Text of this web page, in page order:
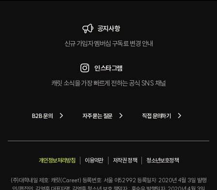
공지사항
신규 가입자 멤버십 구독료 변경 안내
인스타그램
캐릿 소식을 가장 빠르게 전하는 공식 SNS 채널
B2B 문의 자주 묻는 질문 직접 문의하기
개인정보처리방침 이용약관 저작권 정책 청소년보호정책
(주)대학내일 제호: 캐릿(Careet) 등록번호: 서울 아52992 등록일자: 2020년 4월 3일 발행